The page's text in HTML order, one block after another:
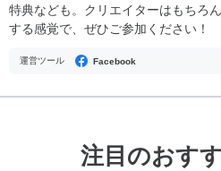
特典なども。クリエイターはもちろ
する感覚で、ぜひご参加ください！
運営ツール Facebook
注目のおす